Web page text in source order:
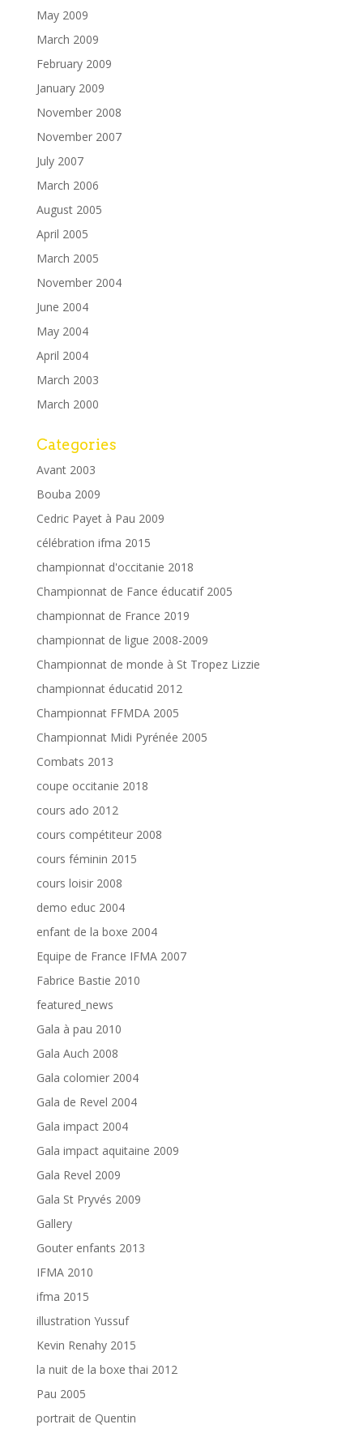
May 2009
March 2009
February 2009
January 2009
November 2008
November 2007
July 2007
March 2006
August 2005
April 2005
March 2005
November 2004
June 2004
May 2004
April 2004
March 2003
March 2000
Categories
Avant 2003
Bouba 2009
Cedric Payet à Pau 2009
célébration ifma 2015
championnat d'occitanie 2018
Championnat de Fance éducatif 2005
championnat de France 2019
championnat de ligue 2008-2009
Championnat de monde à St Tropez Lizzie
championnat éducatid 2012
Championnat FFMDA 2005
Championnat Midi Pyrénée 2005
Combats 2013
coupe occitanie 2018
cours ado 2012
cours compétiteur 2008
cours féminin 2015
cours loisir 2008
demo educ 2004
enfant de la boxe 2004
Equipe de France IFMA 2007
Fabrice Bastie 2010
featured_news
Gala à pau 2010
Gala Auch 2008
Gala colomier 2004
Gala de Revel 2004
Gala impact 2004
Gala impact aquitaine 2009
Gala Revel 2009
Gala St Pryvés 2009
Gallery
Gouter enfants 2013
IFMA 2010
ifma 2015
illustration Yussuf
Kevin Renahy 2015
la nuit de la boxe thai 2012
Pau 2005
portrait de Quentin